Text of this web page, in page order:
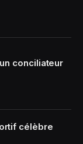
conciliateur
célèbre